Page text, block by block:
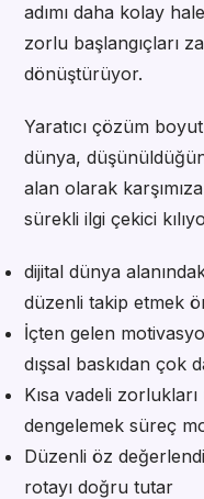
adımı daha kolay
zorlu başlangıçları
dönüştürüyor.
Yaratıcı çözüm
dünya,
alan olarak
sürekli ilgi çekici
dijital dünya
düzenli takip etmek
İçten gelen
dışsal baskıdan çok
Kısa vadeli
dengelemek süreç
Düzenli öz
rotayı doğru tutar